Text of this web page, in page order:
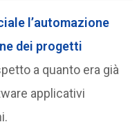
l’automazione
dei progetti
a quanto era già
applicativi